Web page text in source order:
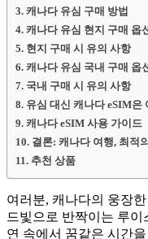
캐나다 유심 구매 방법
캐나다 유심 현지 구매 옵
현지 구매 시 유의 사항
캐나다 유심 국내 구매 옵
국내 구매 시 유의 사항
유심 대신 캐나다 eSIM은
캐나다 eSIM 사용 가이드
결론: 캐나다 여행, 최적
추천 상품
여러분, 캐나다의 웅장
드빛으로 반짝이는 루
연 속에서 꿈같은 시간